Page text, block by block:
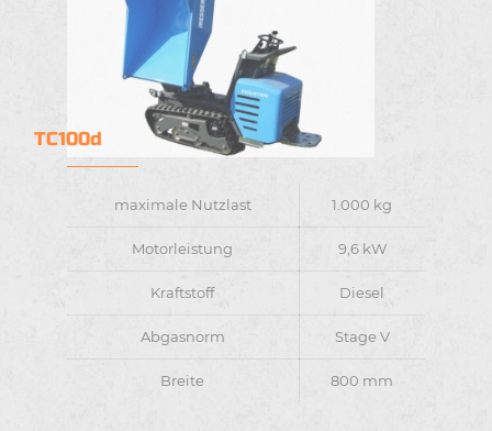
TC100d
maximale Nutzlast 1.000 kg
Motorleistung 9,6 kW
Kraftstoff Diesel
Abgasnorm Stage V
Breite 800 mm